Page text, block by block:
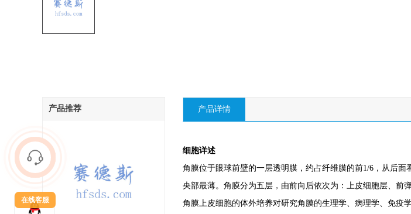
产品推荐 产品详情
细胞详述
角膜位于眼球前壁的一层透明膜，约占纤维膜的前1/6，从后
央部最薄。角膜分为五层，由前向后依次为：上皮细胞层、前
角膜上皮细胞的体外培养对研究角膜的生理学、病理学、免疫
在线客服